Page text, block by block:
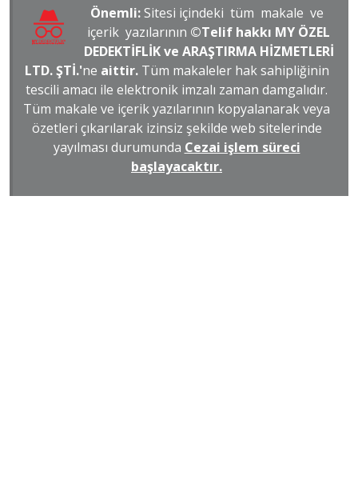
Önemli:Sitesi içindeki tüm makale ve
içerik yazılarının ©Telif hakkı MY ÖZEL
DEDEKTİFLİK ve ARAŞTIRMA HİZMETLERİ
LTD. ŞTİ.'ne aittir. Tüm makaleler hak sahipliğinin
tescili amacı ile elektronik imzalı zaman damgalıdır.
Tüm makale ve içerik yazılarının kopyalanarak veya
özetleri çıkarılarak izinsiz şekilde web sitelerinde
yayılması durumunda Cezai işlem süreci
başlayacaktır.